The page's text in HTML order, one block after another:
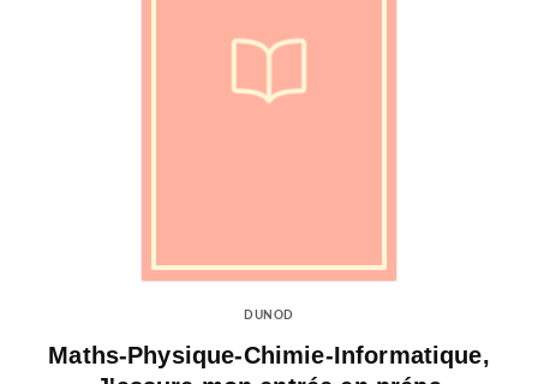
DUNOD
Maths-Physique-Chimie-Informatique,